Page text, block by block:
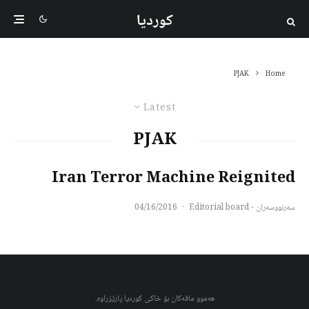
کوردیا
Home
PJAK
Latest
PJAK
Iran Terror Machine Reignited
سەرنووسەران - Editorial board ·
04/16/2016
هەموو مافەکان بۆ خاکی کوردیا پارێزراوە.